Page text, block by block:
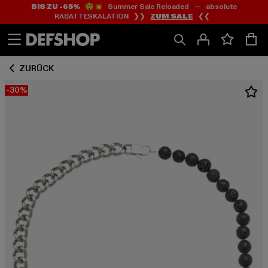
Zum
Inhalt
springen
Zum
Fußzeile
springen
BIS ZU -65%😲💥 Summer Sale Reloaded — absolute
RABATTESKALATION ❯❯ ZUM SALE ❮❮
ZURÜCK
-30%